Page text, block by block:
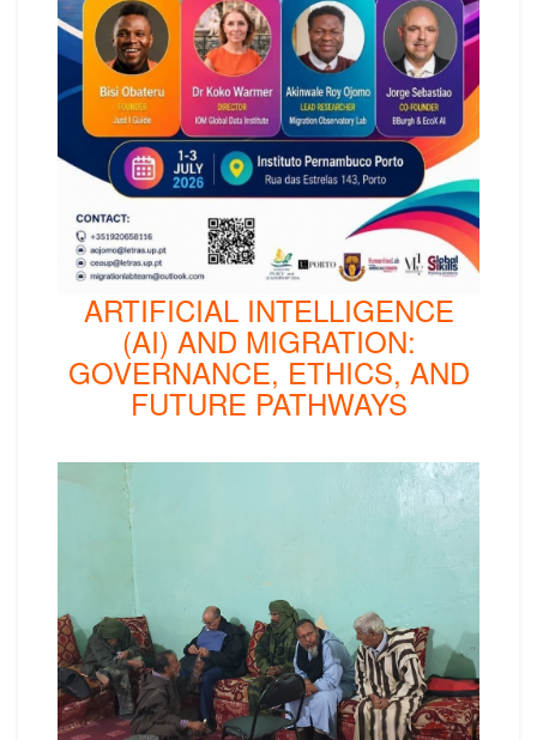
ARTIFICIAL INTELLIGENCE
(AI) AND MIGRATION:
GOVERNANCE, ETHICS, AND
FUTURE PATHWAYS